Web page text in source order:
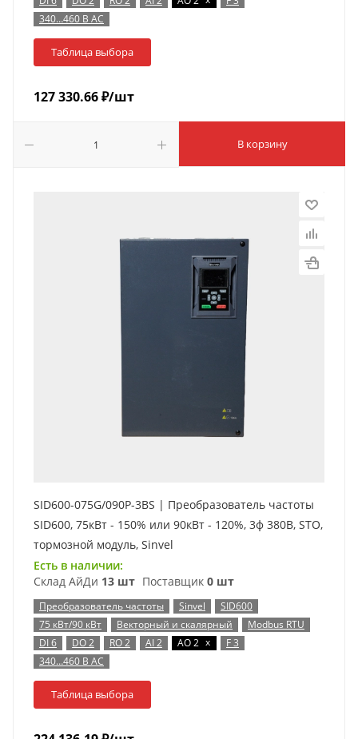
340…460 В AC
Таблица выбора
127 330.66₽/шт
В корзину
SID600-075G/090P-3BS | Преобразователь частоты
SID600, 75кВт - 150% или 90кВт - 120%, 3ф 380В, STO,
тормозной модуль, Sinvel
Есть в наличии:
Склад АйДи 13 шт Поставщик 0 шт
Преобразователь частоты Sinvel
SID600
75 кВт/90 кВт
Векторный и скалярный
Modbus RTU
DI 6
DO 2 RO 2 AI 2 AO 2 x
F 3
340…460 В AC
Таблица выбора